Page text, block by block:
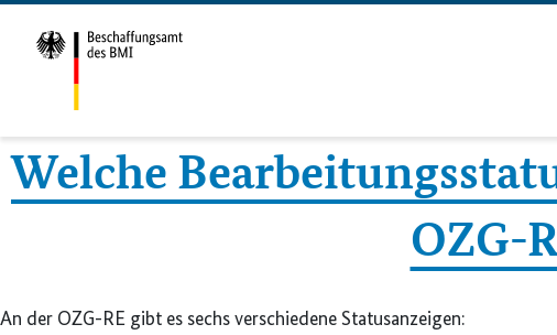
Welche
OZG-
An der OZG-RE gibt es sechs verschiedene Statusanzeigen: